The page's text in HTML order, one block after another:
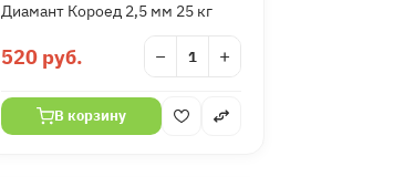
Диамант Короед 2,5 мм 25 кг
520 руб. − +
В корзину